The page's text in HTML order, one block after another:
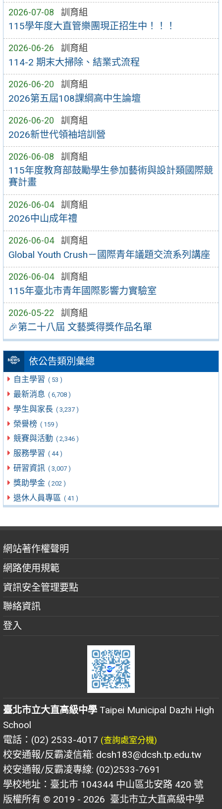
2026-07-08 訓育組
115學年度大直管樂團現正招生中！！！
2026-06-26 訓育組
114-2 期末大掃除、結業式流程
2026-06-20 訓育組
2026第五屆108課綱高中生論壇
2026-06-20 訓育組
2026新世代領袖培訓營
2026-06-08 訓育組
115年度教育部鼓勵學生參加藝術與設計類國際競
賽計畫
2026-06-04 訓育組
2026中山成年禮
2026-06-04 訓育組
Global Youth Crush－國際青年議題交流系列講座
2026-06-04 訓育組
115年臺北市青年國際影響力實驗室
2026-05-22 訓育組
🎉第二十八屆 文藝獎得獎作品名單
依公告類別彙總
自主學習 ( 53 )
最新消息 ( 6,708 )
學生與家長 ( 3,237 )
榮譽榜 ( 159 )
競賽與活動 ( 2,346 )
服務學習 ( 44 )
研習資訊 ( 3,007 )
獎助學金 ( 202 )
退休人員專區 ( 41 )
網站著作權聲明
網路使用規範
資訊安全管理要點
聯絡資訊
登入
臺北市立大直高級中學 Taipei Municipal Dazhi High
School
電話：(02) 2533-4017 (查詢處室分機)
校安通報/反霸凌信箱: dcsh183@dcsh.tp.edu.tw
校安通報/反霸凌專線: (02)2533-7691
學校地址：臺北市 104344 中山區北安路 420 號
版權所有 © 2019 - 2026 臺北市立大直高級中學